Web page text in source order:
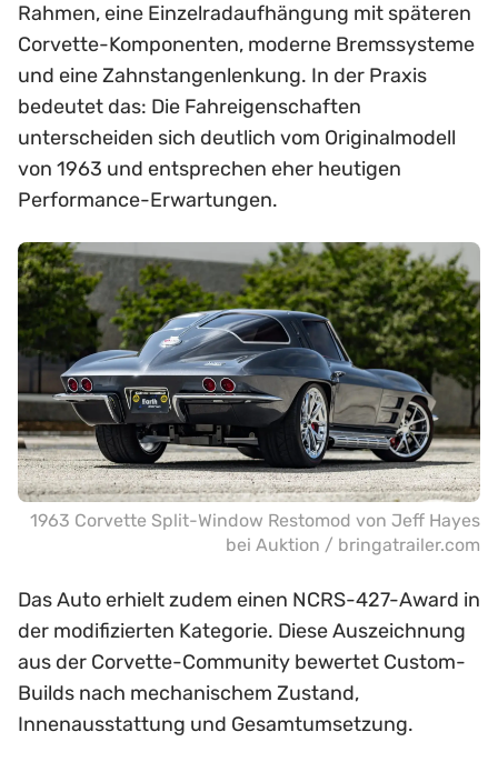
Rahmen, eine Einzelradaufhängung mit späteren
Corvette-Komponenten, moderne Bremssysteme
und eine Zahnstangenlenkung. In der Praxis
bedeutet das: Die Fahreigenschaften
unterscheiden sich deutlich vom Originalmodell
von 1963 und entsprechen eher heutigen
Performance-Erwartungen.
1963 Corvette Split-Window Restomod von Jeff Hayes
bei Auktion / bringatrailer.com
Das Auto erhielt zudem einen NCRS-427-Award in
der modifizierten Kategorie. Diese Auszeichnung
aus der Corvette-Community bewertet Custom-
Builds nach mechanischem Zustand,
Innenausstattung und Gesamtumsetzung.